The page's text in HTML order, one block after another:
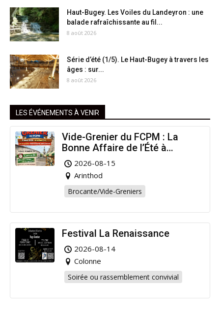
Haut-Bugey. Les Voiles du Landeyron : une
balade rafraîchissante au fil...
8 août 2026
Série d’été (1/5). Le Haut-Bugey à travers les
âges : sur...
8 août 2026
LES ÉVÉNEMENTS À VENIR
Vide-Grenier du FCPM : La
Bonne Affaire de l’Été à
Arinthod !
2026-08-15
Arinthod
Brocante/Vide-Greniers
Festival La Renaissance
2026-08-14
Colonne
Soirée ou rassemblement convivial